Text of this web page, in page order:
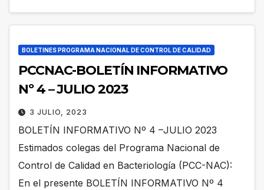
BOLETINES PROGRAMA NACIONAL DE CONTROL DE CALIDAD
PCCNAC-BOLETÍN INFORMATIVO
Nº 4 – JULIO 2023
3 JULIO, 2023
BOLETÍN INFORMATIVO Nº 4 –JULIO 2023
Estimados colegas del Programa Nacional de
Control de Calidad en Bacteriología (PCC-NAC):
En el presente BOLETÍN INFORMATIVO Nº 4